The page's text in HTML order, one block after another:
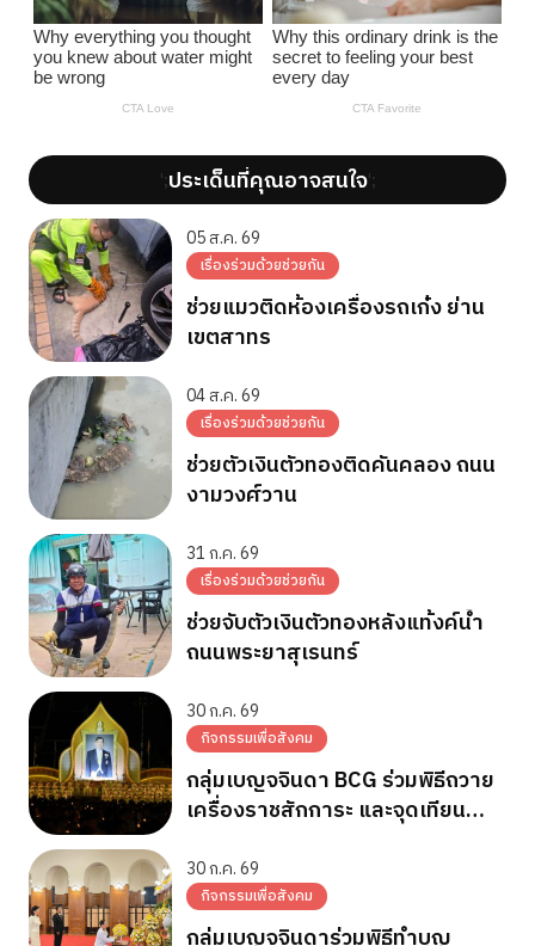
';ประเด็นที่คุณอาจสนใจ';
05 ส.ค. 69
เรื่องร่วมด้วยช่วยกัน
ช่วยแมวติดห้องเครื่องรถเก๋ง ย่าน
เขตสาทร
04 ส.ค. 69
เรื่องร่วมด้วยช่วยกัน
ช่วยตัวเงินตัวทองติดคันคลอง ถนน
งามวงศ์วาน
31 ก.ค. 69
เรื่องร่วมด้วยช่วยกัน
ช่วยจับตัวเงินตัวทองหลังแท้งค์น้ำ
ถนนพระยาสุเรนทร์
30 ก.ค. 69
กิจกรรมเพื่อสังคม
กลุ่มเบญจจินดา BCG ร่วมพิธีถวาย
เครื่องราชสักการะ และจุดเทียน
พระชนมพรรษา 28 ก.ค.2569
30 ก.ค. 69
กิจกรรมเพื่อสังคม